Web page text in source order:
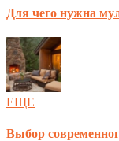
Для чего нужна
ЕЩЕ
Выбор